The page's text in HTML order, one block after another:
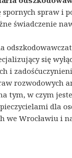
spornych spraw i
świadczenie
się
i
rozwodowych
tym, w czym
dla
we Wrocławiu i